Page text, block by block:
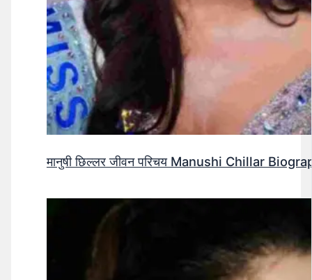
मानुषी छिल्लर जीवन परिचय Manushi Chillar